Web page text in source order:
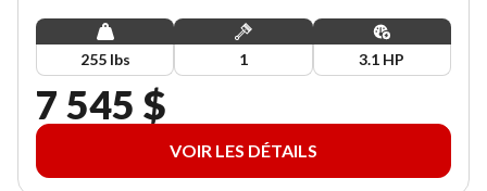
255 lbs 1 3.1 HP
7 545 $
VOIR LES DÉTAILS